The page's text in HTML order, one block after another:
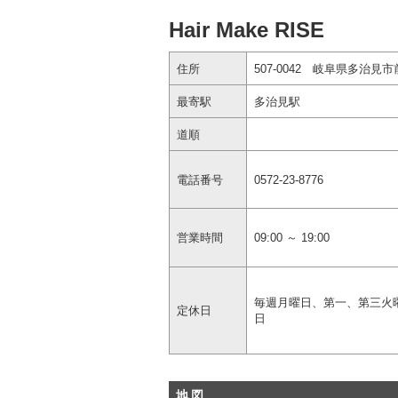
Hair Make RISE
住所 507-0042 岐阜県多治見市
最寄駅 多治見駅
道順
電話番号 0572-23-8776
営業時間 09:00 ～ 19:00
定休日
毎週月曜日、第一、第三火
日